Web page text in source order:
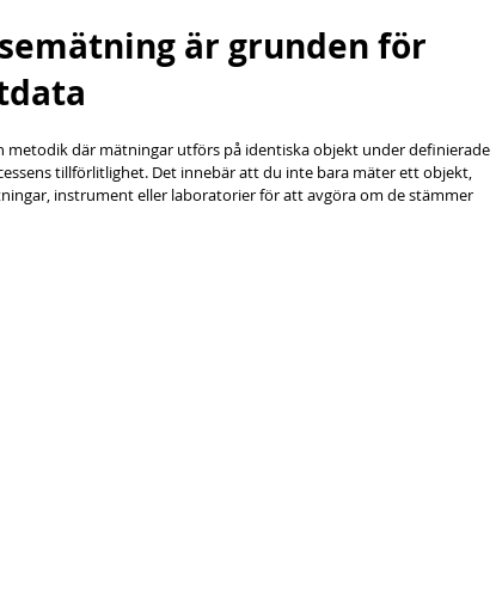
är grunden för
metodik där mätningar utförs på identiska objekt under definierade
tillförlitlighet. Det innebär att du inte bara mäter ett objekt,
instrument eller laboratorier för att avgöra om de stämmer